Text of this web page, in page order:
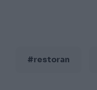
#restoran